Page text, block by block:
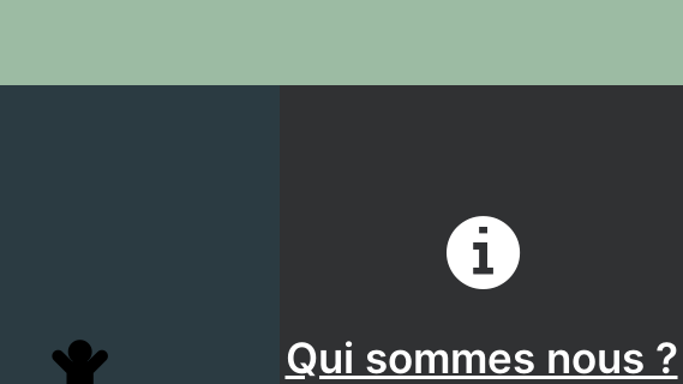
Qui sommes nous ?